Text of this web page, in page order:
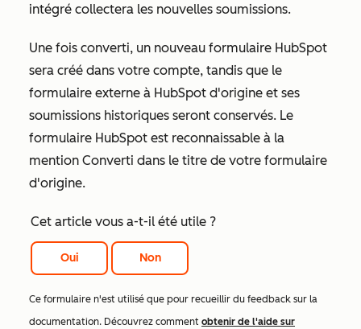
intégré collectera les nouvelles soumissions.
Une fois converti, un nouveau formulaire HubSpot
sera créé dans votre compte, tandis que le
formulaire externe à HubSpot d'origine et ses
soumissions historiques seront conservés. Le
formulaire HubSpot est reconnaissable à la
mention Converti dans le titre de votre formulaire
d'origine.
Cet article vous a-t-il été utile ?
Oui Non
Ce formulaire n'est utilisé que pour recueillir du feedback sur la
documentation. Découvrez comment obtenir de l'aide sur